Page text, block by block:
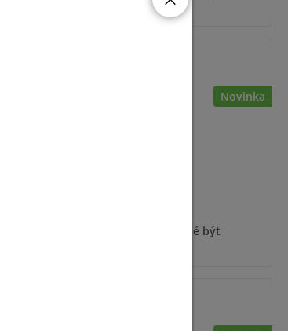
Novinka
Pro zobrazení informací je nutné být